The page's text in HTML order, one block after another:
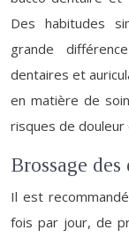
Des habitudes
grande
dentaires et
en matière de
risques de douleur
Brossage
Il est
fois par jour, de